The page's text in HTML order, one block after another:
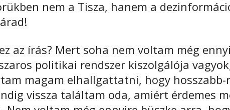
nem a Tisza, hanem a
az írás? Mert soha nem voltam még
politikai rendszer kiszolgálója
magam elhallgattatni, hogy hosszabb-
vissza találtam oda, amiért érdemes